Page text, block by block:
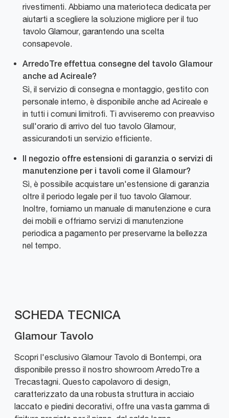
rivestimenti. Abbiamo una materioteca dedicata per
aiutarti a scegliere la soluzione migliore per il tuo
tavolo Glamour, garantendo una scelta
consapevole.
ArredoTre effettua consegne del tavolo Glamour
anche ad Acireale?
Sì, il servizio di consegna e montaggio, gestito con
personale interno, è disponibile anche ad Acireale e
in tutti i comuni limitrofi. Ti avviseremo con preavviso
sull'orario di arrivo del tuo tavolo Glamour,
assicurandoti un servizio efficiente.
Il negozio offre estensioni di garanzia o servizi di
manutenzione per i tavoli come il Glamour?
Sì, è possibile acquistare un'estensione di garanzia
oltre il periodo legale per il tuo tavolo Glamour.
Inoltre, forniamo un manuale di manutenzione e cura
dei mobili e offriamo servizi di manutenzione
periodica a pagamento per preservarne la bellezza
nel tempo.
SCHEDA TECNICA
Glamour Tavolo
Scopri l'esclusivo Glamour Tavolo di Bontempi, ora
disponibile presso il nostro showroom ArredoTre a
Trecastagni. Questo capolavoro di design,
caratterizzato da una robusta struttura in acciaio
laccato e piedini decorativi, offre una vasta gamma di